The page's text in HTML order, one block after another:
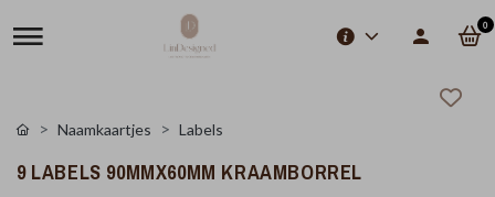
0
Naamkaartjes Labels
9 LABELS 90MMX60MM KRAAMBORREL